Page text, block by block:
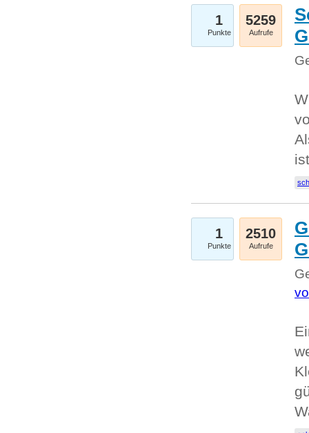
1
Punkte
5259
Aufrufe
1
Punkte
2510
Aufrufe